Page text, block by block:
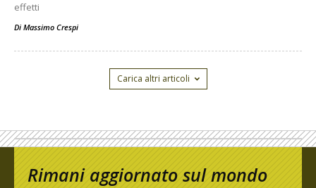
effetti
Di Massimo Crespi
Carica altri articoli
Rimani aggiornato sul mondo